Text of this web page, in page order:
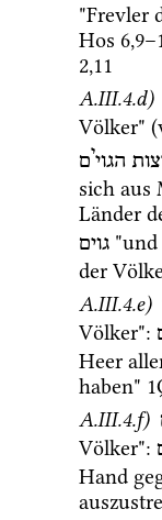
"Frevler
Hos 6,9–
2,11
A.III.4.d)
Völker" (
הגויים
sich aus
Länder
גוים "und
der
A.III.4.e)
Völker":
Heer
haben"
A.III.4.f)
Völker":
Hand